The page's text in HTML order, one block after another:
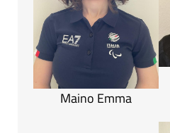
Maino Emma